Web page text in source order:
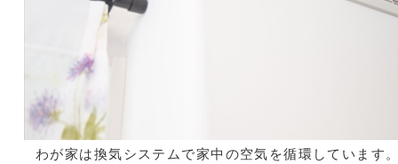
わが家は換気システムで家中の空気を循環しています